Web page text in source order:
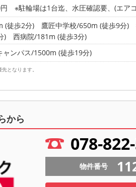
※駐輪場は1台迄、水圧確認要、(エア
(徒歩2分) 鷹匠中学校/650m (徒歩9分)
)
西病院/181m (徒歩3分)
ャンパス/1500m (徒歩19分)
となります。
から
078-
物件番号